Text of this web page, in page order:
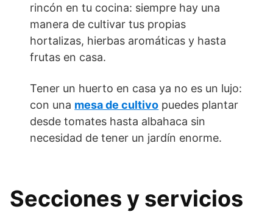
rincón en tu cocina: siempre hay una
manera de cultivar tus propias
hortalizas, hierbas aromáticas y hasta
frutas en casa.
Tener un huerto en casa ya no es un lujo:
con una mesa de cultivo puedes plantar
desde tomates hasta albahaca sin
necesidad de tener un jardín enorme.
Secciones y servicios